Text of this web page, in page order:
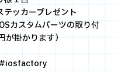
ッカープレゼント
カスタムパーツの取り付
掛かります）
#iosfactory